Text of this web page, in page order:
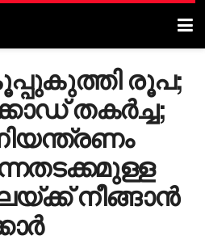
രൂപ;
തകർച്ച;
നീങ്ങാൻ